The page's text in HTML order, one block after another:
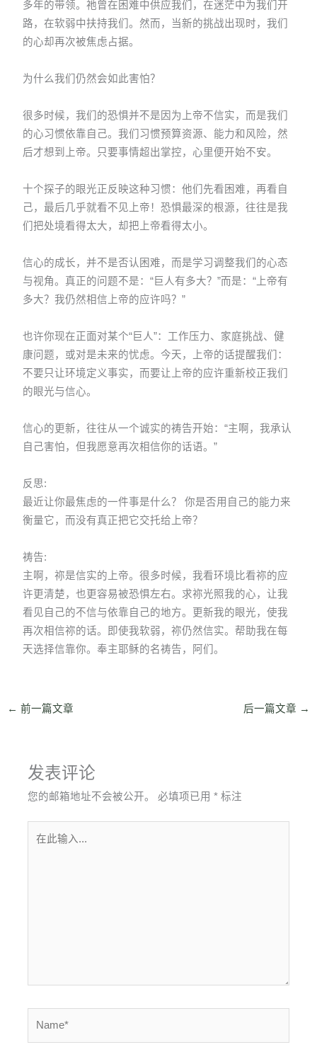
多年的带领。祂曾在困难中供应我们，在迷茫中为我们开
路，在软弱中扶持我们。然而，当新的挑战出现时，我们
的心却再次被焦虑占据。
为什么我们仍然会如此害怕？
很多时候，我们的恐惧并不是因为上帝不信实，而是我们
的心习惯依靠自己。我们习惯预算资源、能力和风险，然
后才想到上帝。只要事情超出掌控，心里便开始不安。
十个探子的眼光正反映这种习惯：他们先看困难，再看自
己，最后几乎就看不见上帝！恐惧最深的根源，往往是我
们把处境看得太大，却把上帝看得太小。
信心的成长，并不是否认困难，而是学习调整我们的心态
与视角。真正的问题不是：“巨人有多大？”而是：“上帝有
多大？我仍然相信上帝的应许吗？”
也许你现在正面对某个“巨人”：工作压力、家庭挑战、健
康问题，或对是未来的忧虑。今天，上帝的话提醒我们：
不要只让环境定义事实，而要让上帝的应许重新校正我们
的眼光与信心。
信心的更新，往往从一个诚实的祷告开始：“主啊，我承认
自己害怕，但我愿意再次相信你的话语。”
反思:
最近让你最焦虑的一件事是什么？ 你是否用自己的能力来
衡量它，而没有真正把它交托给上帝？
祷告:
主啊，祢是信实的上帝。很多时候，我看环境比看祢的应
许更清楚，也更容易被恐惧左右。求祢光照我的心，让我
看见自己的不信与依靠自己的地方。更新我的眼光，使我
再次相信祢的话。即使我软弱，祢仍然信实。帮助我在每
天选择信靠你。奉主耶稣的名祷告，阿们。
← 前一篇文章 后一篇文章 →
发表评论
您的邮箱地址不会被公开。 必填项已用* 标注